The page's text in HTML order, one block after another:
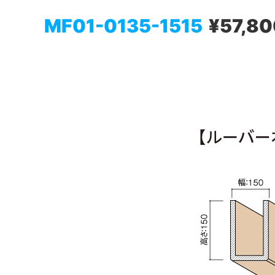
MF01-0135-1515